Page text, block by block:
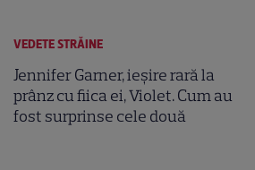
VEDETE STRĂINE
Jennifer Garner, ieșire rară la
prânz cu fiica ei, Violet. Cum au
fost surprinse cele două